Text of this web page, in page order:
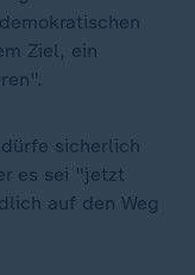
Ziel, ein
sicherlich
es sei "jetzt
auf den Weg